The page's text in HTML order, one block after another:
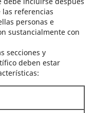
las referencias
personas e
sustancialmente con
secciones y
deben estar